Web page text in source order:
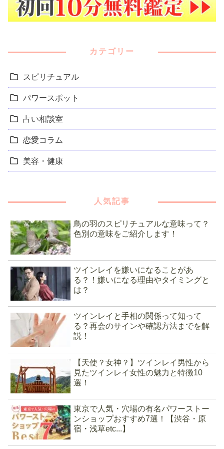
カテゴリー
スピリチュアル
パワースポット
占い相談室
恋愛コラム
美容・健康
人気記事
鳥の羽のスピリチュアルな意味って？
色別の意味をご紹介します！
ツインレイを嫌いになることがあ
る？！嫌いになる理由やタイミングと
は？
ツインレイと手相の関係って知って
る？再会のサインや確認方法までを解
説！
【天使？女神？】ツインレイ男性から
見たツインレイ女性の魅力と特徴10
選！
東京で人気・穴場の有名パワーストー
ンショップおすすめ7選！【渋谷・原
宿・浅草etc...】